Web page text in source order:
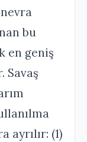
bu
en geniş
ayrılır: (1)